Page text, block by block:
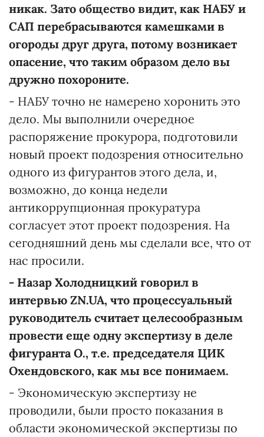
никак. Зато общество видит, как НАБУ и
САП перебрасываются камешками в
огороды друг друга, потому возникает
опасение, что таким образом дело вы
дружно похороните.
- НАБУ точно не намерено хоронить это
дело. Мы выполнили очередное
распоряжение прокурора, подготовили
новый проект подозрения относительно
одного из фигурантов этого дела, и,
возможно, до конца недели
антикоррупционная прокуратура
согласует этот проект подозрения. На
сегодняшний день мы сделали все, что от
нас просили.
- Назар Холодницкий говорил в
интервью ZN.UA, что процессуальный
руководитель считает целесообразным
провести еще одну экспертизу в деле
фигуранта О., т.е. председателя ЦИК
Охендовского, как мы все понимаем.
- Экономическую экспертизу не
проводили, были просто показания в
области экономической экспертизы по